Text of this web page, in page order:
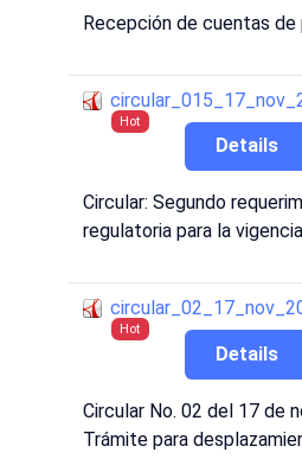
Recepción de cuentas de
Hot
Details
Circular: Segundo
regulatoria para la
Hot
Details
Circular No. 02 del 17 de
Trámite para